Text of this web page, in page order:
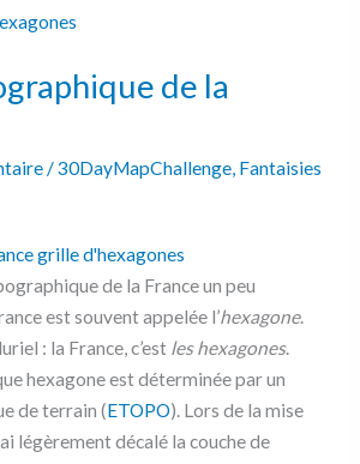
de la
/30DayMapChallenge, Fantaisies
de la France un peu
est souvent appelée l’hexagone.
: la France, c’est les hexagones.
hexagone est déterminée par un
de terrain (ETOPO). Lors de la mise
légèrement décalé la couche de